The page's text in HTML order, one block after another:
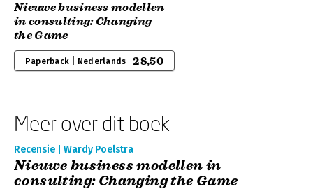
Nieuwe business modellen
in consulting: Changing
the Game
Paperback | Nederlands 28,50
Meer over dit boek
Recensie | Wardy Poelstra
Nieuwe business modellen in
consulting: Changing the Game